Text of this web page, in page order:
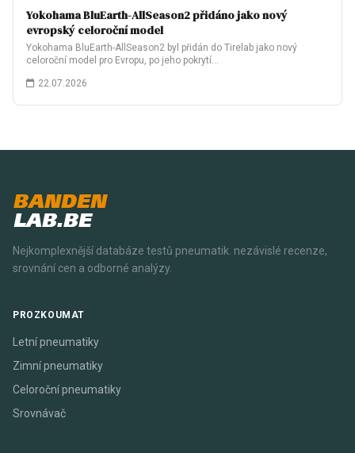
Yokohama BluEarth-AllSeason2 přidáno jako nový
evropský celoroční model
Yokohama BluEarth-AllSeason2 byl přidán do Tirelab jako nový
celoroční model pro Evropu, po jeho pokrytí…
22.07.2026
BANDEN
LAB.BE
Nejkomplexnější databáze testů pneumatik. nezávislé recenze,
srovnání cen a odborné analýzy.
PROZKOUMAT
Letní pneumatiky
Zimní pneumatiky
Celoroční pneumatiky
Srovnávač